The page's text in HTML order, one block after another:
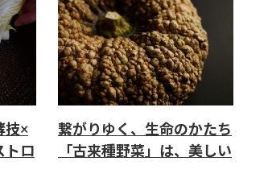
技×
トロ
繋がりゆく、生命のかたち
「古来種野菜」は、美しい